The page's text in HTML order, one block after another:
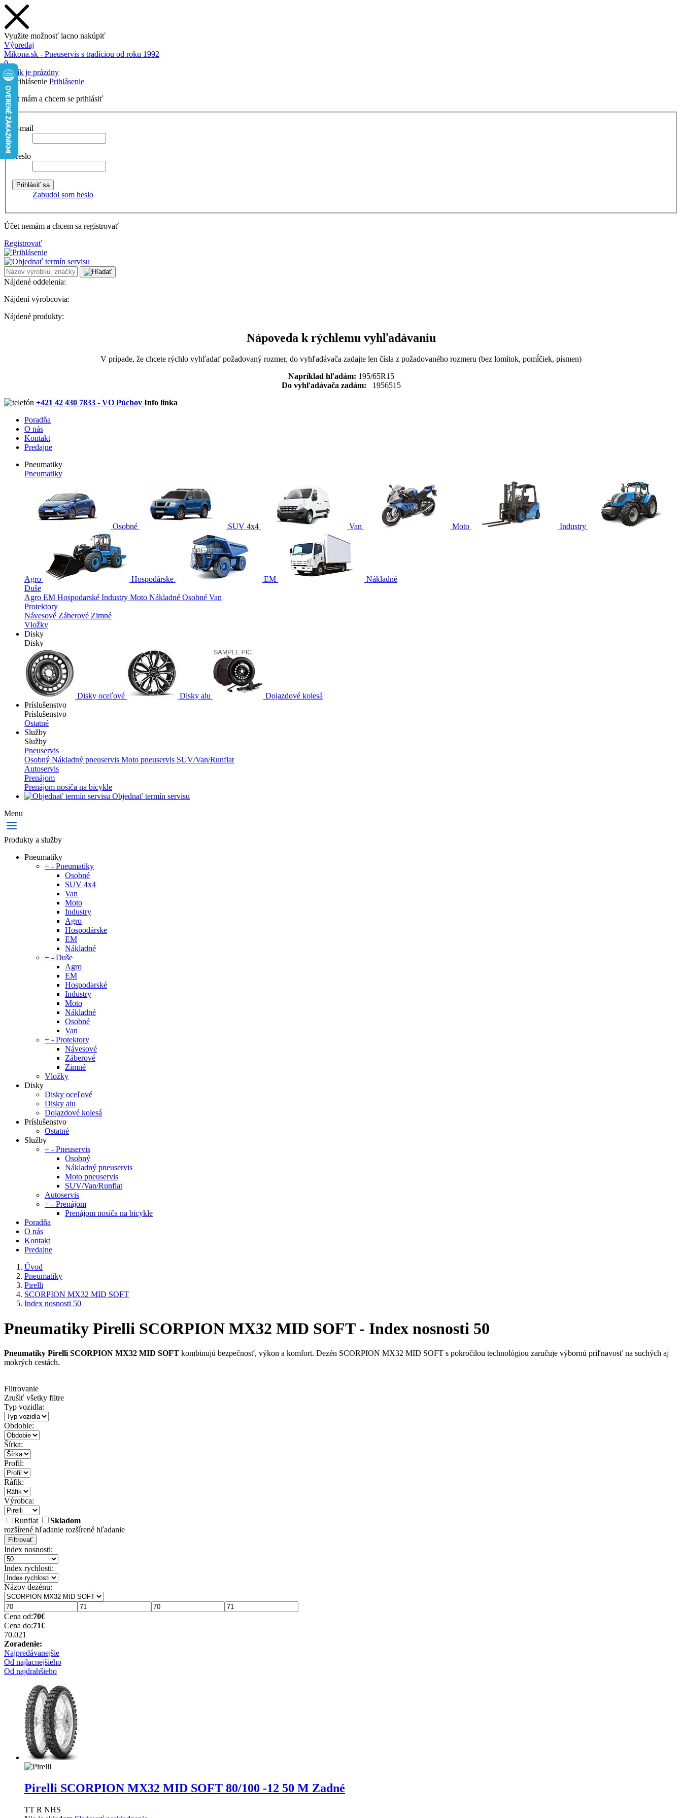
Využite možnosť lacno nakúpiť
Výpredaj
Mikona.sk - Pneuservis s tradíciou od roku 1992
0
Košík je prázdny
Prihlásenie
Účet mám a chcem se prihlásiť
E-mail
Heslo
Zabudol som heslo
Účet nemám a chcem sa registrovať
Registrovať
Nájdené oddelenia:
Nájdení výrobcovia:
Nájdené produkty:
Nápoveda k rýchlemu vyhľadávaniu
V prípade, že chcete rýchlo vyhľadať požadovaný rozmer, do vyhľadávača zadajte len čísla z požadovaného rozmeru (bez lomítok, pomĺčiek, písmen)
Napríklad hľadám: 195/65R15
Do vyhľadávača zadám: 1956515
+421 42 430 7833 - VO Púchov Info linka
Poradňa
O nás
Kontakt
Predajne
Pneumatiky
Pneumatiky
Osobné SUV 4x4 Van Moto Industry
Agro Hospodárske EM
Nákladné
Duše
Agro EM Hospodarské Industry Moto Nákladné Osobné Van
Protektory
Návesové Záberové Zimné
Vložky
Disky
Disky
Disky oceľové Disky alu
Dojazdové kolesá
Príslušenstvo
Príslušenstvo
Ostatné
Služby
Služby
Pneuservis
Osobný Nákladný pneuservis Moto pneuservis SUV/Van/Runflat
Autoservis
Prenájom
Prenájom nosiča na bicykle
Objednať termín servisu
Menu
Produkty a služby
Pneumatiky
+ - Pneumatiky
Osobné
SUV 4x4
Van
Moto
Industry
Agro
Hospodárske
EM
Nákladné
+ - Duše
Agro
EM
Hospodarské
Industry
Moto
Nákladné
Osobné
Van
+ - Protektory
Návesové
Záberové
Zimné
Vložky
Disky
Disky oceľové
Disky alu
Dojazdové kolesá
Príslušenstvo
Ostatné
Služby
+ - Pneuservis
Osobný
Nákladný pneuservis
Moto pneuservis
SUV/Van/Runflat
Autoservis
+ - Prenájom
Prenájom nosiča na bicykle
Poradňa
O nás
Kontakt
Predajne
Úvod
Pneumatiky
Pirelli
SCORPION MX32 MID SOFT
Index nosnosti 50
Pneumatiky Pirelli SCORPION MX32 MID SOFT - Index nosnosti 50
Pneumatiky Pirelli SCORPION MX32 MID SOFT kombinujú bezpečnosť, výkon a komfort. Dezén SCORPION MX32 MID SOFT s pokročilou technológiou zaručuje výbornú priľnavosť na suchých aj
mokrých cestách.
Filtrovanie
Zrušiť všetky filtre
Typ vozidla:
Obdobie:
Šírka:
Profil:
Ráfik:
Výrobca:
Runflat
Skladom
rozšírené hľadanie rozšírené hľadanie
Filtrovať
Index nosnosti:
Index rychlosti:
Názov dezénu:
Cena od:70€
Cena do:71€
70.021
Zoradenie:
Najpredávanejšie
Od najlacnejšieho
Od najdrahšieho
Pirelli SCORPION MX32 MID SOFT 80/100 -12 50 M Zadné
TT R NHS